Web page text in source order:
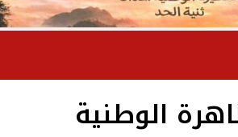
الوطنية